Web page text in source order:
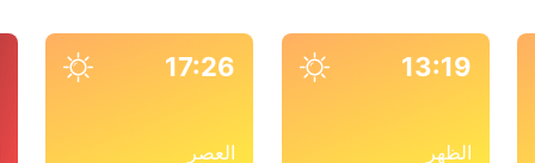
13:19
الظهر
17:26
العصر